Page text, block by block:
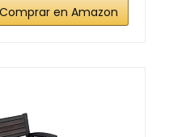
Comprar en Amazon